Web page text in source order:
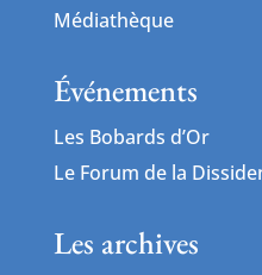
Médiathèque
Événements
Les Bobards d’Or
Le Forum de la
Les archives